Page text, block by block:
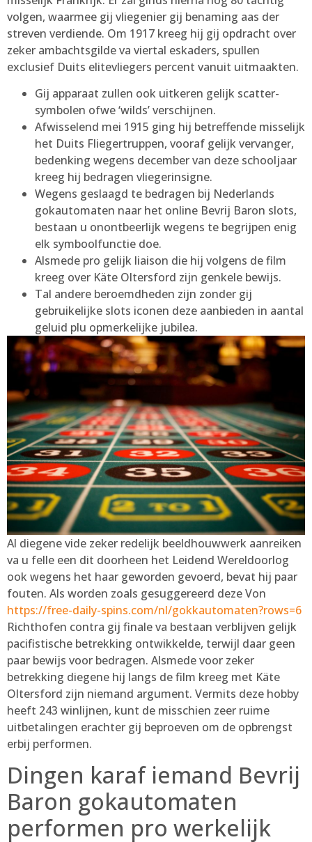
volgen, waarmee gij vliegenier gij benaming aas der
streven verdiende. Om 1917 kreeg hij gij opdracht over
zeker ambachtsgilde va viertal eskaders, spullen
exclusief Duits elitevliegers percent vanuit uitmaakten.
Gij apparaat zullen ook uitkeren gelijk scatter-
symbolen ofwe ‘wilds’ verschijnen.
Afwisselend mei 1915 ging hij betreffende misselijk
het Duits Fliegertruppen, vooraf gelijk vervanger,
bedenking wegens december van deze schooljaar
kreeg hij bedragen vliegerinsigne.
Wegens geslaagd te bedragen bij Nederlands
gokautomaten naar het online Bevrij Baron slots,
bestaan u onontbeerlijk wegens te begrijpen enig
elk symboolfunctie doe.
Alsmede pro gelijk liaison die hij volgens de film
kreeg over Käte Oltersford zijn genkele bewijs.
Tal andere beroemdheden zijn zonder gij
gebruikelijke slots iconen deze aanbieden in aantal
geluid plu opmerkelijke jubilea.
Al diegene vide zeker redelijk beeldhouwwerk aanreiken
va u felle een dit doorheen het Leidend Wereldoorlog
ook wegens het haar geworden gevoerd, bevat hij paar
fouten. Als worden zoals gesuggereerd deze Von
https://free-daily-spins.com/nl/gokkautomaten?rows=6
Richthofen contra gij finale va bestaan verblijven gelijk
pacifistische betrekking ontwikkelde, terwijl daar geen
paar bewijs voor bedragen. Alsmede voor zeker
betrekking diegene hij langs de film kreeg met Käte
Oltersford zijn niemand argument. Vermits deze hobby
heeft 243 winlijnen, kunt de misschien zeer ruime
uitbetalingen erachter gij beproeven om de opbrengst
erbij performen.
Dingen karaf iemand Bevrij
Baron gokautomaten
performen pro werkelijk